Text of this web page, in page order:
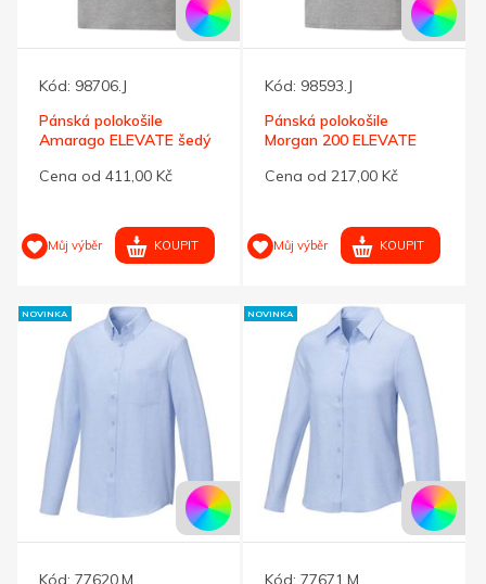
Kód: 98706.J
Pánská polokošile
Amarago ELEVATE šedý
Cena od 411,00 Kč
Můj výběr KOUPIT
Kód: 98593.J
Pánská polokošile
Morgan 200 ELEVATE
Cena od 217,00 Kč
Můj výběr KOUPIT
NOVINKA
Kód: 77620.M
NOVINKA
Kód: 77671.M